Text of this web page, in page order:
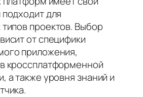
для
проектов. Выбор
от специфики
приложения,
кроссплатформенной
а также уровня знаний и